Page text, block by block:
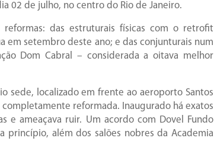
02 de julho, no centro do Rio de Janeiro.
reformas: das estruturais físicas com o retrofit
setembro deste ano; e das conjunturais num
Dom Cabral – considerada a oitava melhor
sede, localizado em frente ao aeroporto Santos
completamente reformada. Inaugurado há exatos
e ameaçava ruir. Um acordo com Dovel Fundo
além dos salões nobres da Academia